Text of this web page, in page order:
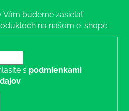
budeme zasielať
na našom e-shope.
s podmienkami